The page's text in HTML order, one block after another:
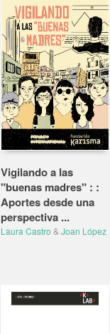
Vigilando a las
"buenas madres" : :
Aportes desde una
perspectiva ...
Laura Castro & Joan López